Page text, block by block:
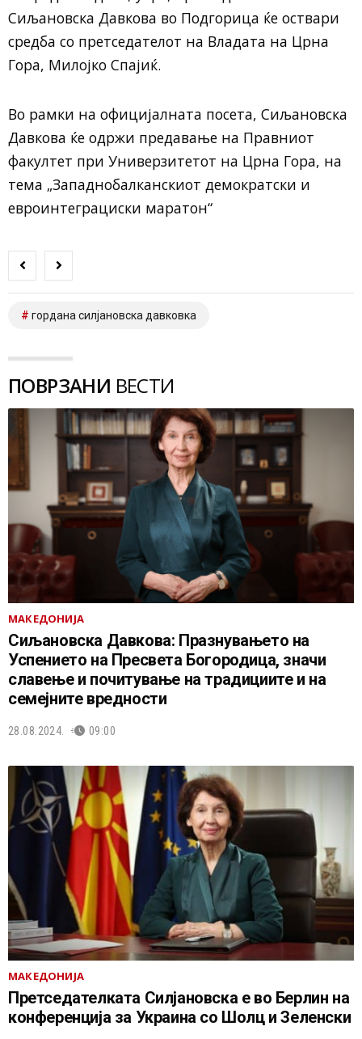
Сиљановска Давкова во Подгорица ќе оствари
средба со претседателот на Владата на Црна
Гора, Милојко Спајиќ.
Во рамки на официјалната посета, Сиљановска
Давкова ќе одржи предавање на Правниот
факултет при Универзитетот на Црна Гора, на
тема „Западнобалканскиот демократски и
евроинтеграциски маратон“
гордана силјановска давковка
ПОВРЗАНИ ВЕСТИ
МАКЕДОНИЈА
Сиљановска Давкова: Празнувањето на
Успението на Пресвета Богородица, значи
славење и почитување на традициите и на
семејните вредности
28.08.2024. 09:00
МАКЕДОНИЈА
Претседателката Силјановска е во Берлин на
конференција за Украина со Шолц и Зеленски